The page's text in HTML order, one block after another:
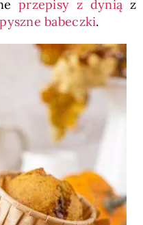
przepisy z dynią z
babeczki.